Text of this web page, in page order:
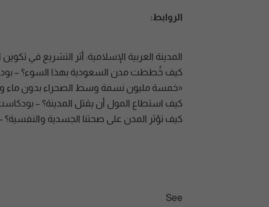
الروابط:
المدينة العربية الإسلامية: أثر التشريع في تكوين
كيف خُططت مدن السعودية بهذا السوء؟ –
«خمسة مليون نسمة وسط الصحراء بدون ماء
كيف استطاع المول أن يقتل المدينة؟ –
كيف تؤثر المدن على صحتنا الجسدية والنفسية؟
See